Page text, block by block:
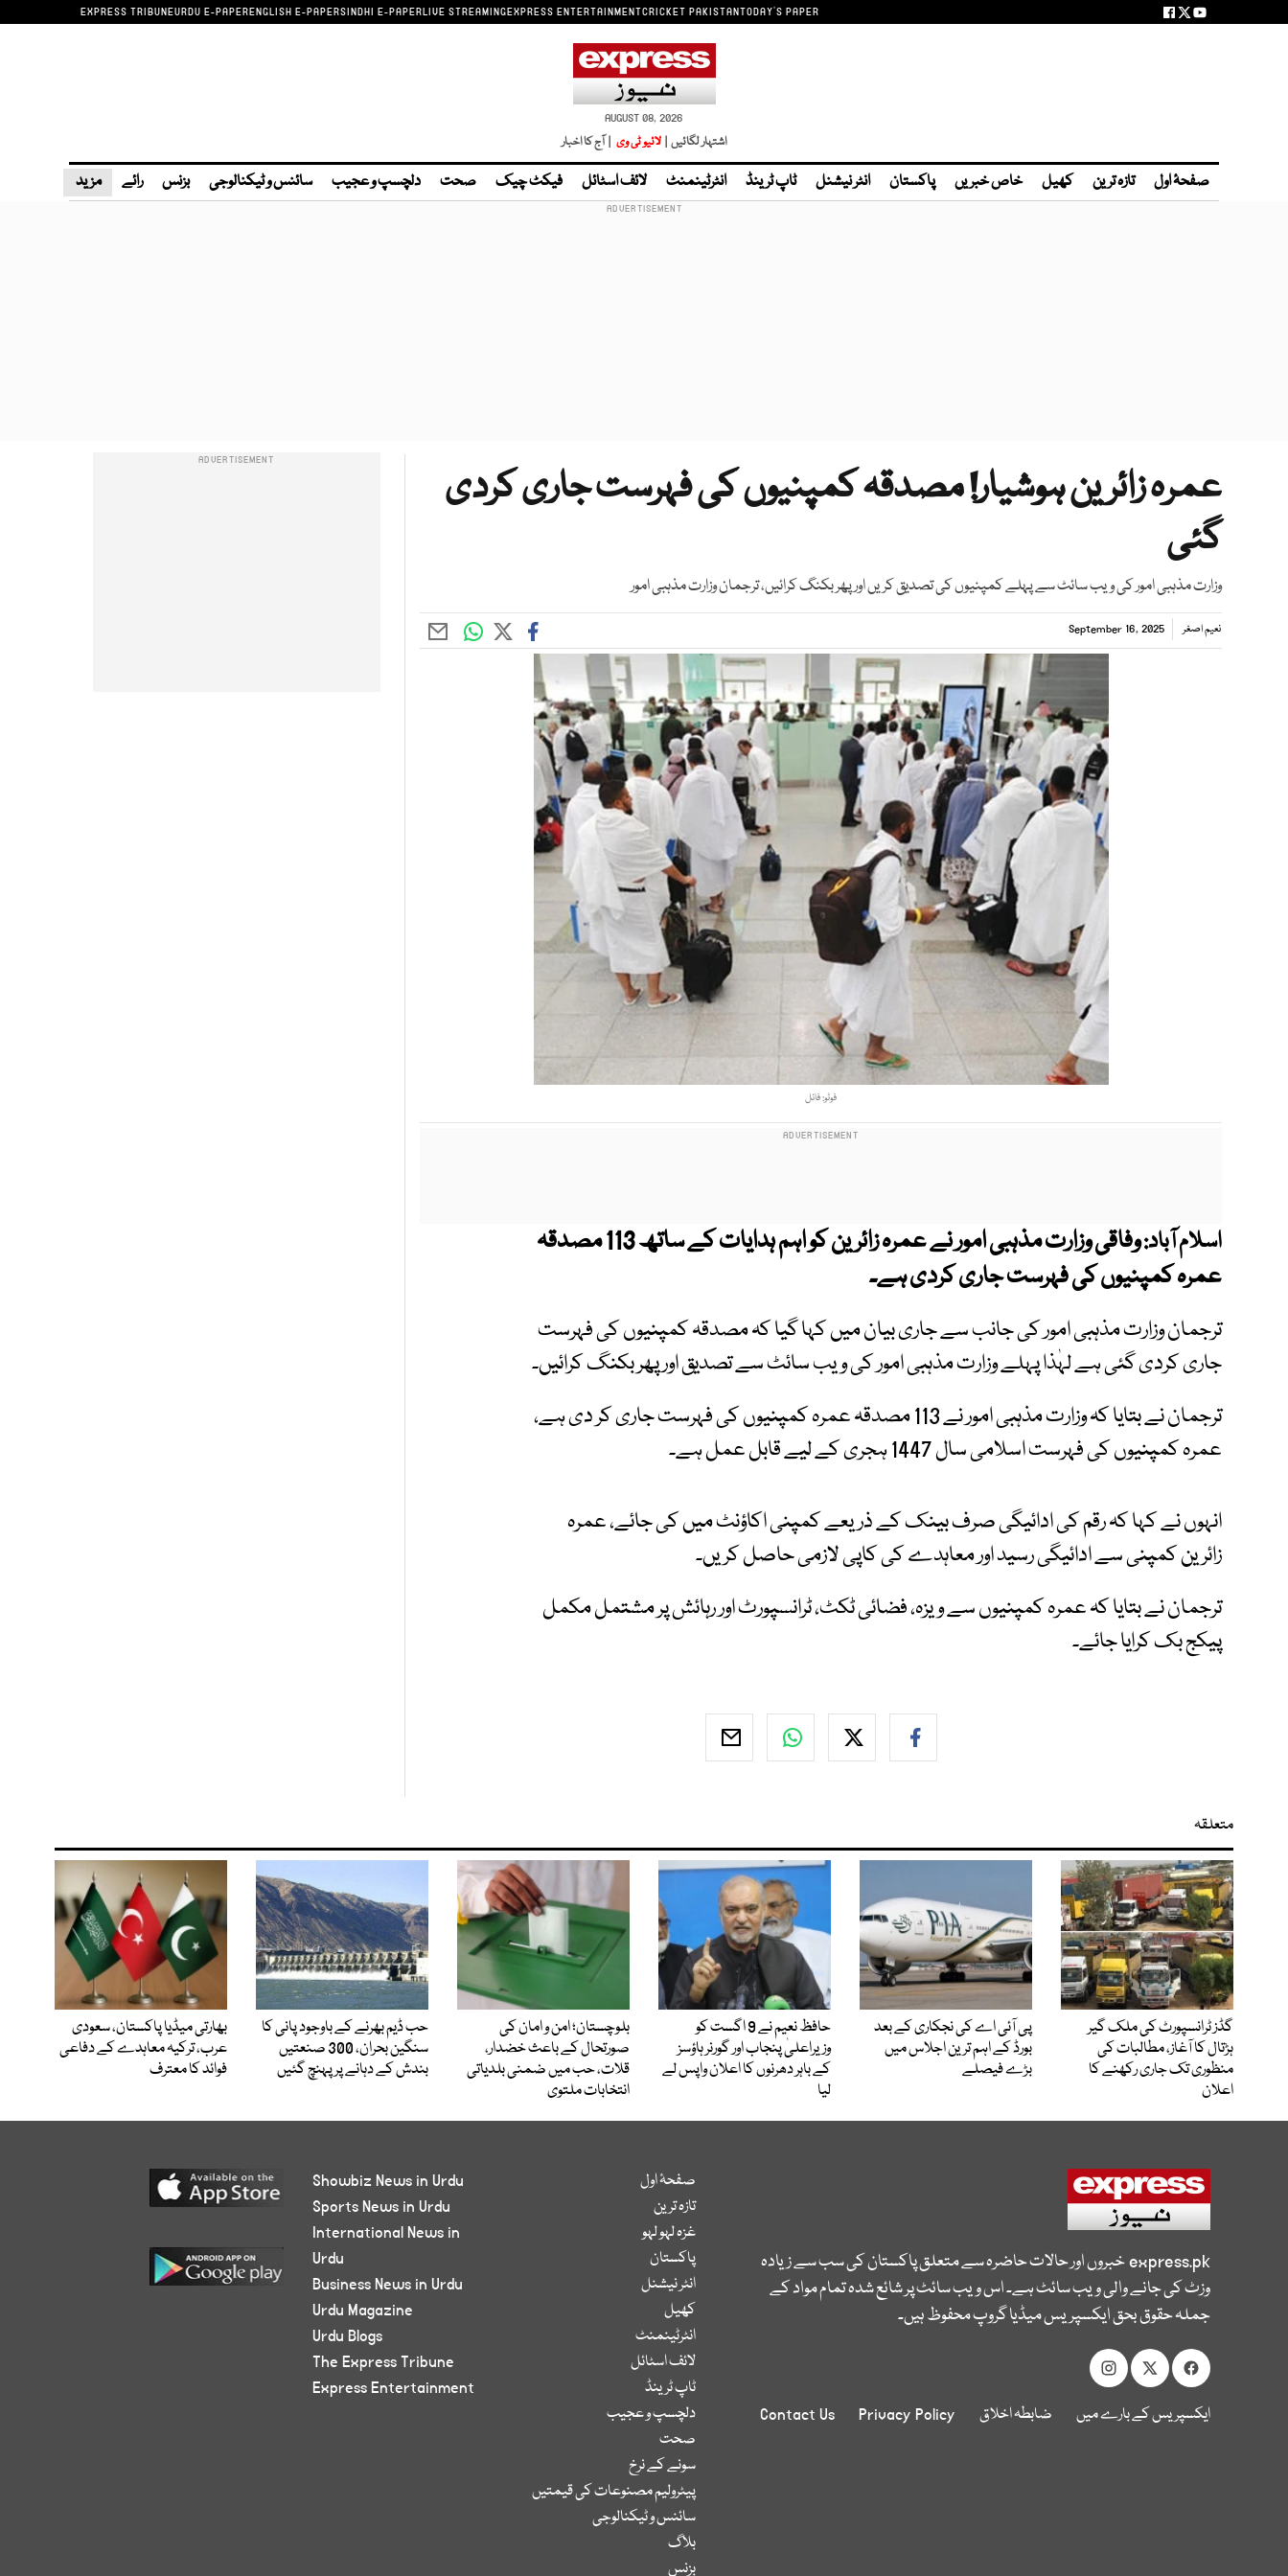
EXPRESS TRIBUNEURDU E-PAPERENGLISH E-PAPERSINDHI E-PAPERLIVE STREAMINGEXPRESS ENTERTAINMENTCRICKET PAKISTANTODAY'S PAPER
AUGUST 08, 2026
اشتہار لگائیں | لائیو ٹی وی | آج کا اخبار
صفحۂ اول تازہ ترین کھیل خاص خبریں پاکستان انٹر نیشنل ٹاپ ٹرینڈ انٹرٹینمنٹ لائف اسٹائل فیکٹ چیک صحت دلچسپ و عجیب سائنس و ٹیکنالوجی بزنس رائے مزید
عمرہ زائرین ہوشیار! مصدقہ کمپنیوں کی فہرست جاری کردی
گئی
وزارت مذہبی امور کی ویب سائٹ سے پہلے کمپنیوں کی تصدیق کریں اور پھر بکنگ کرائیں، ترجمان وزارت مذہبی امور
نعیم اصغر September 16, 2025
فوٹو: فائل
اسلام آباد:
وفاقی وزارت مذہبی امور نے عمرہ زائرین کو اہم ہدایات کے ساتھ 113 مصدقہ
عمرہ کمپنیوں کی فہرست جاری کردی ہے۔
ترجمان وزارت مذہبی امور کی جانب سے جاری بیان میں کہا گیا کہ مصدقہ کمپنیوں کی فہرست
جاری کردی گئی ہے لہٰذا پہلے وزارت مذہبی امور کی ویب سائٹ سے تصدیق اور پھر بکنگ کرائیں۔
ترجمان نے بتایا کہ وزارت مذہبی امور نے 113 مصدقہ عمرہ کمپنیوں کی فہرست جاری کر دی ہے،
عمرہ کمپنیوں کی فہرست اسلامی سال 1447 ہجری کے لیے قابل عمل ہے۔
انہوں نے کہا کہ رقم کی ادائیگی صرف بینک کے ذریعے کمپنی اکاؤنٹ میں کی جائے، عمرہ
زائرین کمپنی سے ادائیگی رسید اور معاہدے کی کاپی لازمی حاصل کریں۔
ترجمان نے بتایا کہ عمرہ کمپنیوں سے ویزہ، فضائی ٹکٹ، ٹرانسپورٹ اور رہائش پر مشتمل مکمل
پیکج بک کرایا جائے۔
متعلقہ
گڈز ٹرانسپورٹ کی ملک گیر
ہڑتال کا آغاز، مطالبات کی
منظوری تک جاری رکھنے کا
اعلان
پی آئی اے کی نجکاری کے بعد
بورڈ کے اہم ترین اجلاس میں
بڑے فیصلے
حافظ نعیم نے 9 اگست کو
وزیراعلیٰ پنجاب اور گورنر ہاؤسز
کے باہر دھرنوں کا اعلان واپس لے
لیا
بلوچستان؛ امن و امان کی
صورتحال کے باعث خضدار،
قلات، حب میں ضمنی بلدیاتی
انتخابات ملتوی
حب ڈیم بھرنے کے باوجود پانی کا
سنگین بحران، 300 صنعتیں
بندش کے دہانے پر پہنچ گئیں
بھارتی میڈیا پاکستان، سعودی
عرب، ترکیہ معاہدے کے دفاعی
فوائد کا معترف
express.pkخبروں اور حالات حاضرہ سے متعلق پاکستان کی سب سے زیادہ
وزٹ کی جانے والی ویب سائٹ ہے۔ اس ویب سائٹ پر شائع شدہ تمام مواد کے
جملہ حقوق بحق ایکسپریس میڈیا گروپ محفوظ ہیں۔
ایکسپریس کے بارے میں ضابطہ اخلاق Privacy Policy
Contact Us
صفحۂ اول
تازہ ترین
غزہ لہو لہو
پاکستان
انٹر نیشنل
کھیل
انٹرٹینمنٹ
لائف اسٹائل
ٹاپ ٹرینڈ
دلچسپ و عجیب
صحت
سونے کے نرخ
پیٹرولیم مصنوعات کی قیمتیں
سائنس و ٹیکنالوجی
بلاگ
بزنس
Showbiz News in Urdu
Sports News in Urdu
International News in
Urdu
Business News in Urdu
Urdu Magazine
Urdu Blogs
The Express Tribune
Express Entertainment